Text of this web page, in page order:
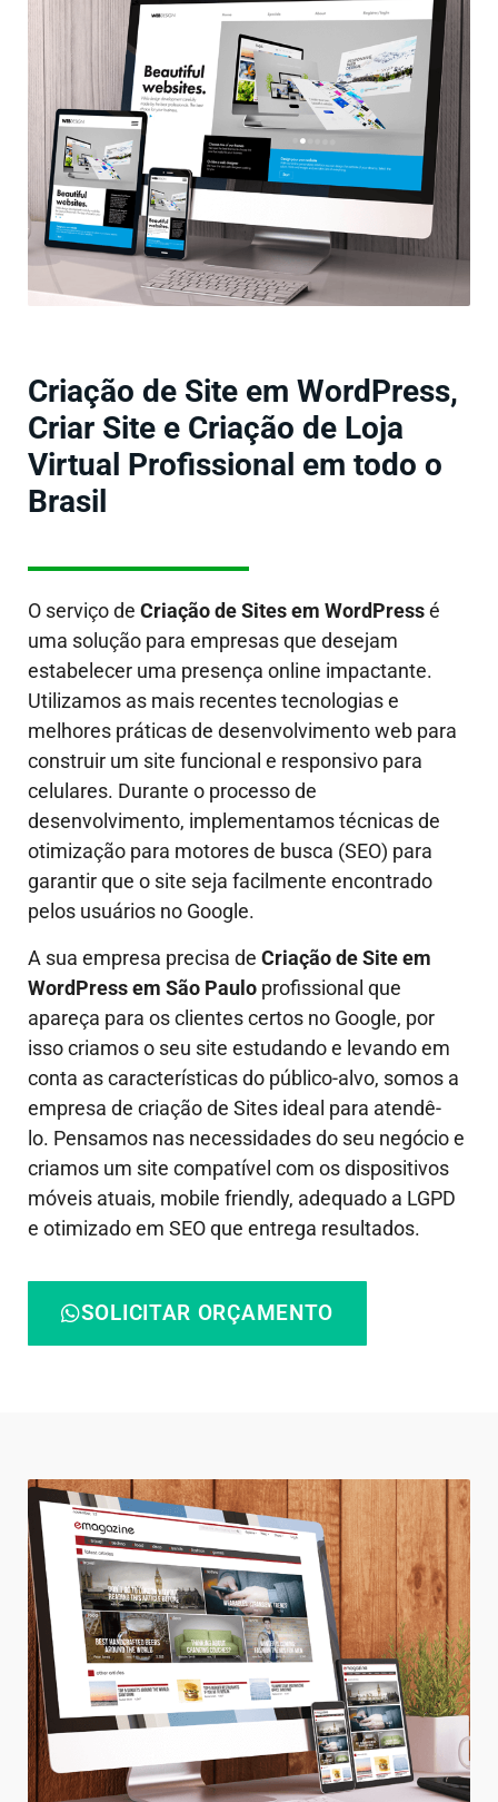
Criação de Site em WordPress,
Criar Site e Criação de Loja
Virtual Profissional em todo o
Brasil
O serviço de Criação de Sitesem WordPressé
uma solução para empresas que desejam
estabelecer uma presença online impactante.
Utilizamos as mais recentes tecnologias e
melhores práticas de desenvolvimento web para
construir um site funcional e responsivo para
celulares. Durante o processo de
desenvolvimento, implementamos técnicas de
otimização para motores de busca (SEO) para
garantir que o site seja facilmente encontrado
pelos usuários no Google.
A sua empresa precisa de Criação de Site em
WordPress em São Paulo profissional que
apareça para os clientes certos no Google, por
isso criamos o seu site estudando e levando em
conta as características do público-alvo, somos a
empresa de criação de Sites ideal para atendê-
lo. Pensamos nas necessidades do seu negócio e
criamos um site compatível com os dispositivos
móveis atuais, mobile friendly, adequado a LGPD
e otimizado em SEO que entrega resultados.
SOLICITAR ORÇAMENTO